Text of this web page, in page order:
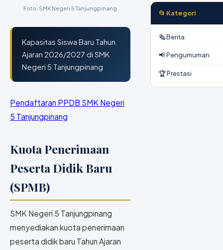
Foto: SMK Negeri 5 Tanjungpinang
Kapasitas Siswa Baru Tahun
Ajaran 2026/2027 di SMK
Negeri 5 Tanjungpinang
Pendaftaran PPDB SMK Negeri
5 Tanjungpinang
Kuota Penerimaan
Peserta Didik Baru
(SPMB)
SMK Negeri 5 Tanjungpinang
menyediakan kuota penerimaan
peserta didik baru Tahun Ajaran
📂 Kategori
🗞 Berita
📢 Pengumuman
🏆 Prestasi